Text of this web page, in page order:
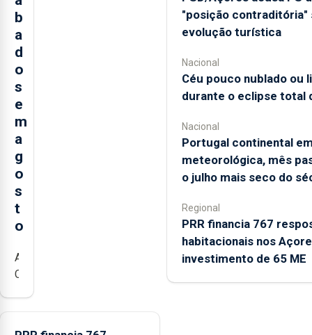
b
a
d
o
s
e
m
a
g
o
s
t
o
A
Câmara
Municipal
"posição contraditória"
evolução turística
Nacional
Céu pouco nublado ou
durante o eclipse total
Nacional
Portugal continental
meteorológica, mês
o julho mais seco do
Regional
PRR financia 767
habitacionais nos
investimento de 65 ME